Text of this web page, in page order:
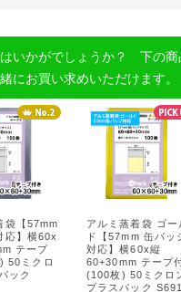
いかがでしょうか？ 下の商
にお買い求めいただけます。
袋【57mm
応】横60x
テープ
50ミクロ
ック
アルミ蒸着袋 ゴー
ド【57mm 缶バッ
対応】横60x縦
60+30mm テープ
(100枚) 50ミクロ
プラスパック S691